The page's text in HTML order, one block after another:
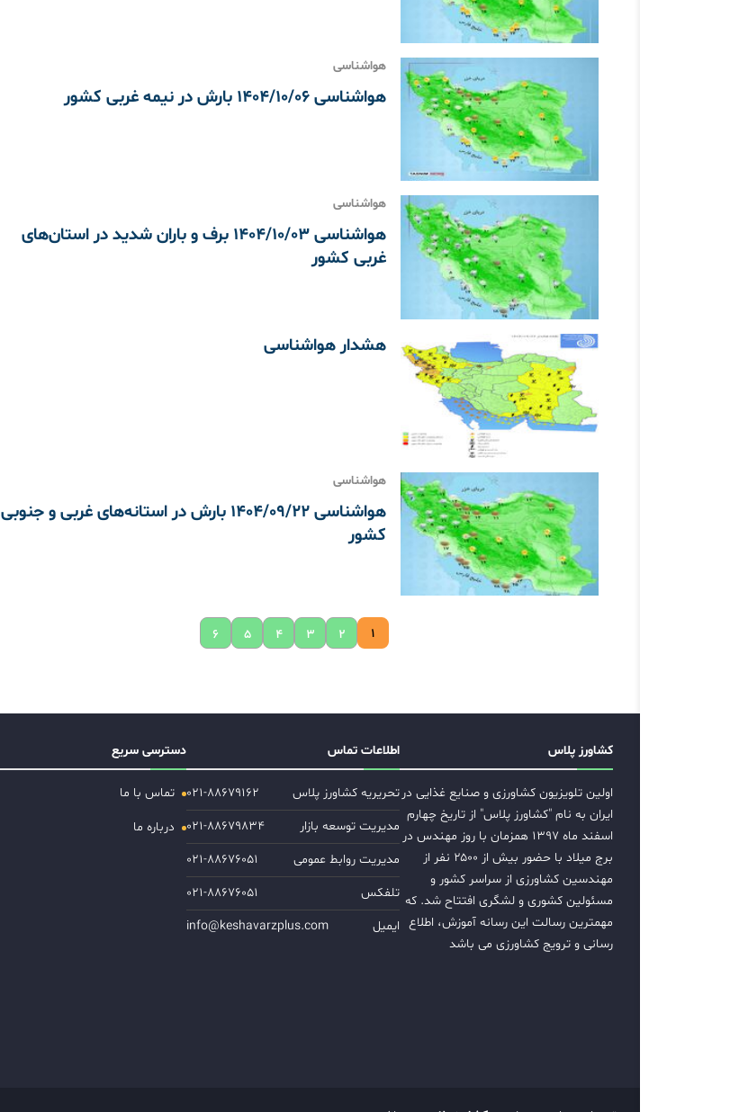
هواشناسی
هواشناسی 1404/10/06 بارش در نیمه غربی کشور
هواشناسی
هواشناسی 1404/10/03 برف و باران شدید در استان‌های
غربی کشور
هشدار هواشناسی
هواشناسی
هواشناسی 1404/09/22 بارش در استانه‌های غربی و جنوبی
کشور
۱ ۲ ۳ ۴ ۵ ۶
کشاورز پلاس
اولین تلویزیون کشاورزی و صنایع غذایی در
ایران به نام "کشاورز پلاس" از تاریخ چهارم
اسفند ماه ۱۳۹۷ همزمان با روز مهندس در
برج میلاد با حضور بیش از ۲۵۰۰ نفر از
مهندسین کشاورزی از سراسر کشور و
مسئولین کشوری و لشگری افتتاح شد. که
مهمترین رسالت این رسانه آموزش، اطلاع
رسانی و ترویج کشاورزی می باشد
اطلاعات تماس
تحریریه کشاورز پلاس
۰۲۱-۸۸۶۷۹۱۶۲
مدیریت توسعه بازار
۰۲۱-۸۸۶۷۹۸۳۴
مدیریت روابط عمومی
۰۲۱-۸۸۶۷۶۰۵۱
تلفکس
۰۲۱-۸۸۶۷۶۰۵۱
ایمیل
info@keshavarzplus.com
دسترسی سریع
تماس با ما
درباره ما